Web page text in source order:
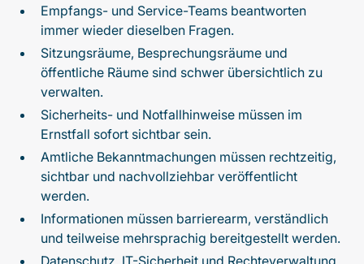
Empfangs- und Service-Teams beantworten
immer wieder dieselben Fragen.
Sitzungsräume, Besprechungsräume und
öffentliche Räume sind schwer übersichtlich zu
verwalten.
Sicherheits- und Notfallhinweise müssen im
Ernstfall sofort sichtbar sein.
Amtliche Bekanntmachungen müssen rechtzeitig,
sichtbar und nachvollziehbar veröffentlicht
werden.
Informationen müssen barrierearm, verständlich
und teilweise mehrsprachig bereitgestellt werden.
Datenschutz, IT-Sicherheit und Rechteverwaltung